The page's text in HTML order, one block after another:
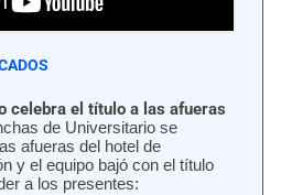
Liga 1 | Foto: Luis Jiménez - Líbero
celebra el título a las afueras
de Universitario se
afueras del hotel de
y el equipo bajó con el título
a los presentes: